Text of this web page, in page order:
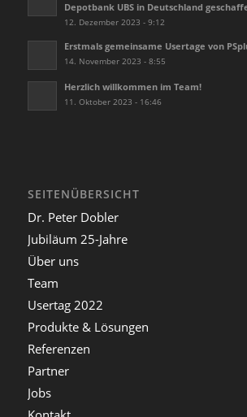
Depotbank UBS in Deutschland
12. Dezember 2023 - 9:12
Erstmals gemeinsame Usertage von
14. November 2023 - 8:55
Herzlich willkommen im Team!
11. Oktober 2023 - 16:46
SEITENÜBERSICHT
Dr. Peter Dobler
Jubiläum 25-Jahre
Über uns
Team
Usertag 2022
Produkte & Lösungen
Referenzen
Partner
Jobs